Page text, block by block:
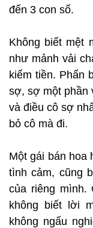
đến 3 con số.
Không biết mệt
như mảnh vải
kiếm tiền. Phấn
sợ, sợ một phần
và điều cô sợ
bỏ cô mà đi.
Một gái bán hoa
tình cảm, cũng
của riêng mình.
không biết lời
không ngấu